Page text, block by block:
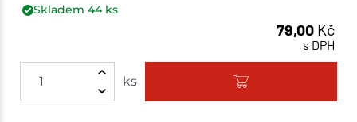
Skladem 44ks
79,00 Kč
s DPH
ks